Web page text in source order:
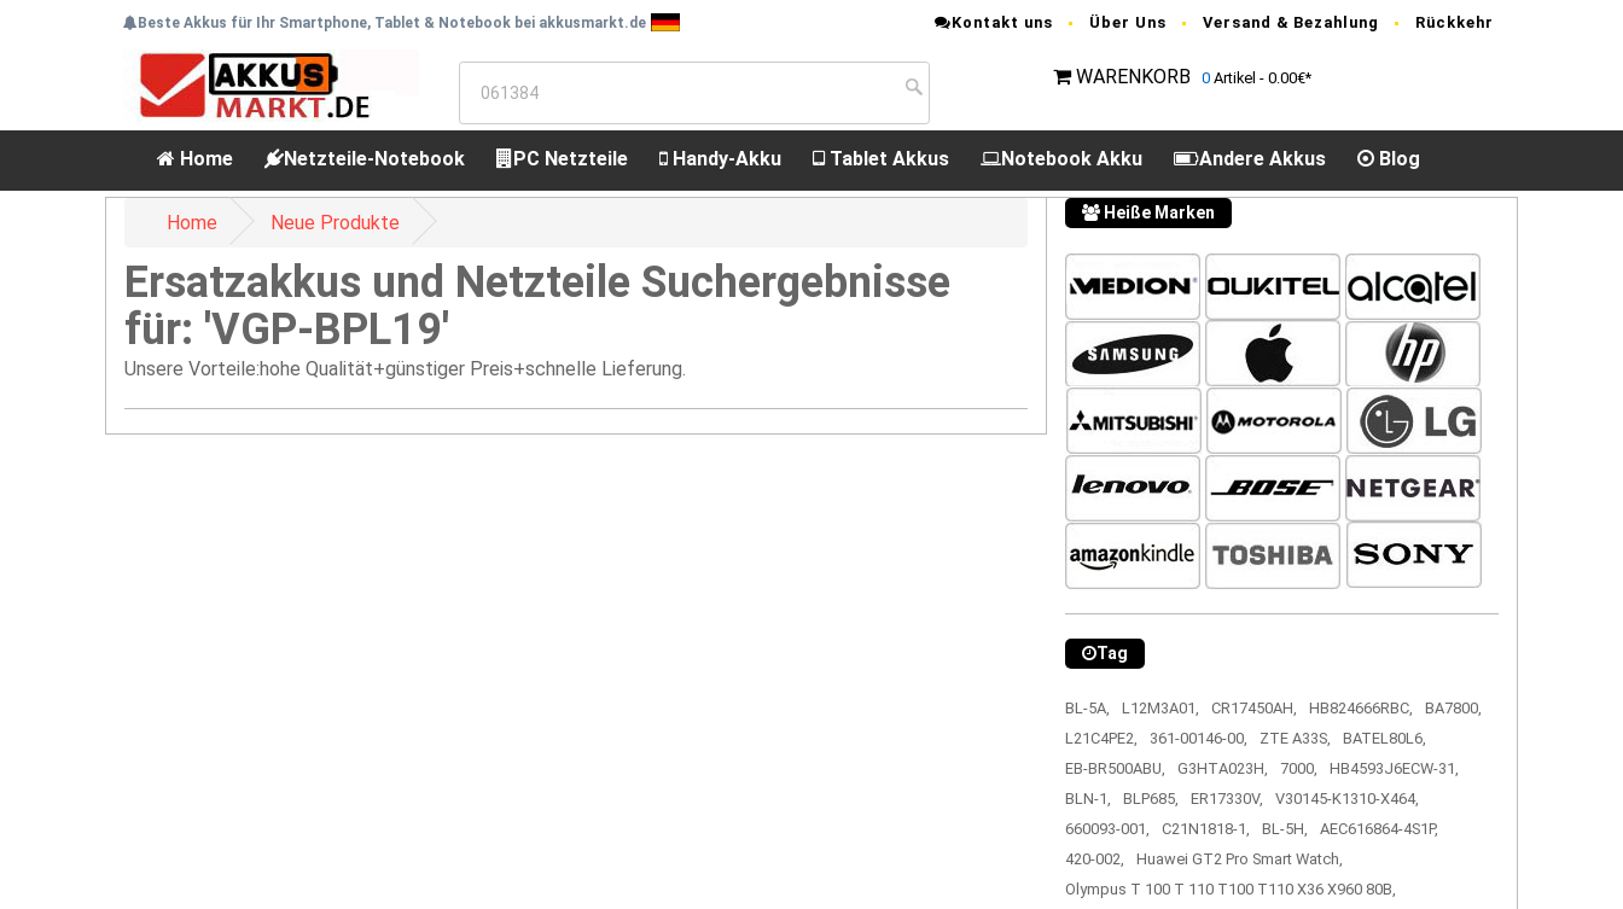
Beste Akkus für Ihr Smartphone, Tablet & Notebook bei akkusmarkt.de Kontakt uns Über Uns Versand & Bezahlung Rückkehr
WARENKORB 0 Artikel - 0.00€*
Home Netzteile-Notebook PC Netzteile Handy-Akku Tablet Akkus Notebook Akku Andere Akkus Blog
Home Neue Produkte
Ersatzakkus und Netzteile Suchergebnisse
für: 'VGP-BPL19'
Unsere Vorteile:hohe Qualität+günstiger Preis+schnelle Lieferung.
Heiße Marken
Tag
BL-5A, L12M3A01, CR17450AH, HB824666RBC,
BA7800,
L21C4PE2,
361-00146-00, ZTE A33S,
BATEL80L6,
EB-BR500ABU,
G3HTA023H, 7000,
HB4593J6ECW-31,
BLN-1,
BLP685, ER17330V,
V30145-K1310-X464,
660093-001,
C21N1818-1, BL-5H,
AEC616864-4S1P,
420-002,
Huawei GT2 Pro Smart Watch,
Olympus T 100 T 110 T100 T110 X36 X960 80B,